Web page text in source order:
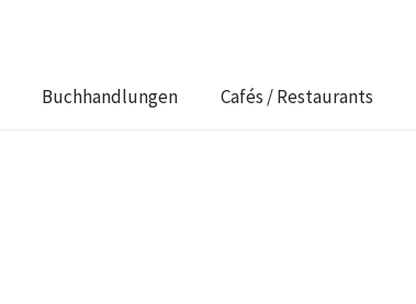
Buchhandlungen Cafés / Restaurants